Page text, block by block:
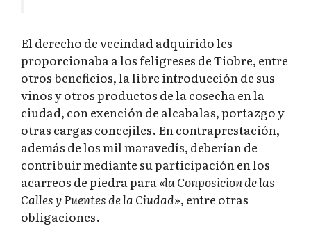
El derecho de vecindad adquirido les
proporcionaba a los feligreses de Tiobre, entre
otros beneficios, la libre introducción de sus
vinos y otros productos de la cosecha en la
ciudad, con exención de alcabalas, portazgo y
otras cargas concejiles. En contraprestación,
además de los mil maravedís, deberían de
contribuir mediante su participación en los
acarreos de piedra para «la Conposicion de las
Calles y Puentes de la Ciudad», entre otras
obligaciones.